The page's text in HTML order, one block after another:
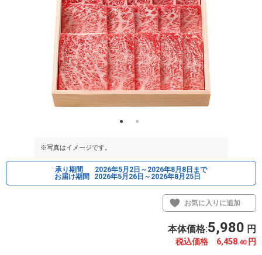
※写真はイメージです。
承り期間
2026年5月2日～2026年8月8日まで
お届け期間
2026年5月26日～2026年8月25日
お気に入りに追加
本体価格:5,980 円
税込価格 6,458.40円